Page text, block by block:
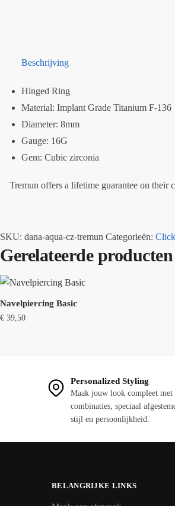
Beschrijving
Hinged Ring
Material: Implant Grade Titanium F-136
Diameter: 8mm
Gauge: 16G
Gem: Cubic zirconia
Tremun offers a lifetime guarantee on their
SKU: dana-aqua-cz-tremun Categorieën:
Gerelateerde producten
Navelpiercing Basic
€ 39,50
kan
Personalized Styling
Maak jouw look compleet met
combinaties, speciaal
stijl en persoonlijkheid.
BELANGRIJKE LINKS